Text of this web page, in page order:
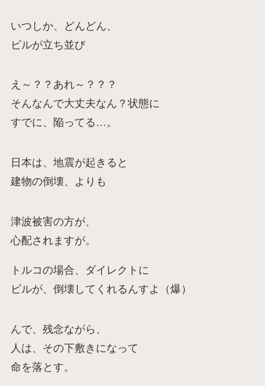
いつしか、どんどん、
ビルが立ち並び
え～？？あれ～？？？
そんなんで大丈夫なん？状態に
すでに、陥ってる…。
日本は、地震が起きると
建物の倒壊、よりも
津波被害の方が、
心配されますが。
トルコの場合、ダイレクトに
ビルが、倒壊してくれるんすよ（爆）
んで、残念ながら、
人は、その下敷きになって
命を落とす。